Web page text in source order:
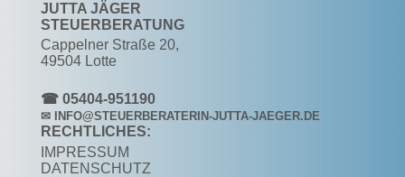
JUTTA JÄGER
STEUERBERATUNG
Cappelner Straße 20,
49504 Lotte
☎ 05404-951190
✉ INFO@STEUERBERATERIN-JUTTA-JAEGER.DE
RECHTLICHES:
IMPRESSUM
DATENSCHUTZ